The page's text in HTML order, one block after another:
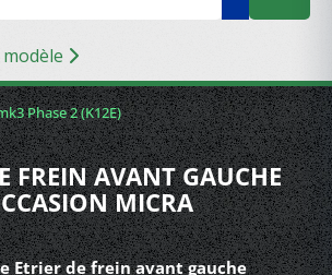
Rechercher par modèle
Phase 2 (K12E)
FREIN AVANT GAUCHE
MICRA
Etrier de frein avant gauche